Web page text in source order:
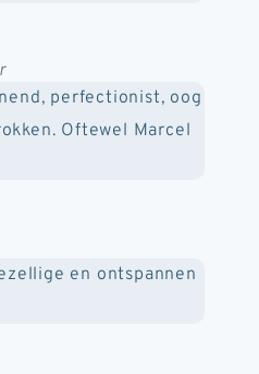
perfectionist, oog
Oftewel Marcel
en ontspannen